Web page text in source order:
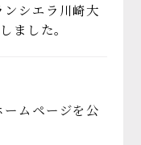
ンシエラ川崎大
ました。
ームページを公